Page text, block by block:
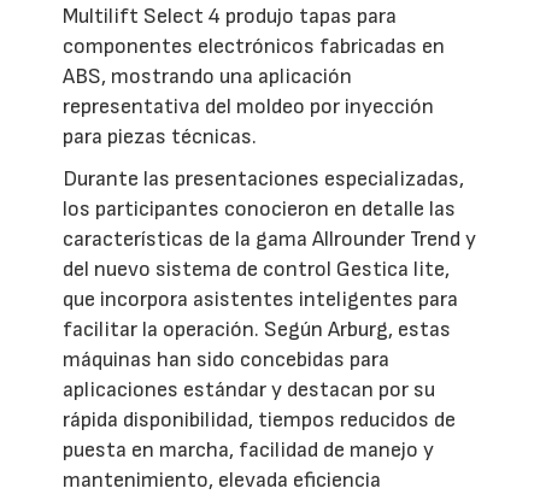
Multilift Select 4 produjo tapas para
componentes electrónicos fabricadas en
ABS, mostrando una aplicación
representativa del moldeo por inyección
para piezas técnicas.
Durante las presentaciones especializadas,
los participantes conocieron en detalle las
características de la gama Allrounder Trend y
del nuevo sistema de control Gestica lite,
que incorpora asistentes inteligentes para
facilitar la operación. Según Arburg, estas
máquinas han sido concebidas para
aplicaciones estándar y destacan por su
rápida disponibilidad, tiempos reducidos de
puesta en marcha, facilidad de manejo y
mantenimiento, elevada eficiencia